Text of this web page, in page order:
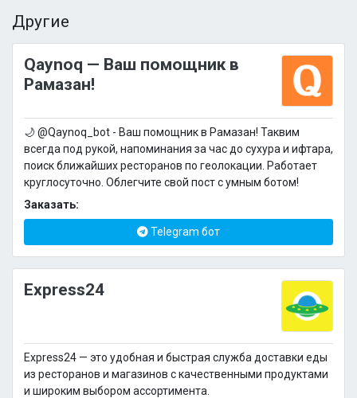
Другие
Qaynoq — Ваш помощник в
Рамазан!
🌙 @Qaynoq_bot - Ваш помощник в Рамазан! Таквим
всегда под рукой, напоминания за час до сухура и ифтара,
поиск ближайших ресторанов по геолокации. Работает
круглосуточно. Облегчите свой пост с умным ботом!
Заказать:
Telegram бот
Express24
Express24 — это удобная и быстрая служба доставки еды
из ресторанов и магазинов с качественными продуктами
и широким выбором ассортимента.